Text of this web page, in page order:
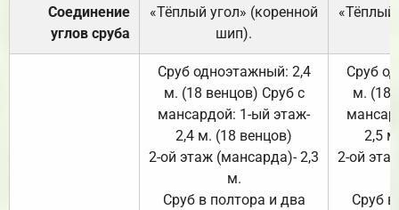
Соединение
углов сруба
«Тёплый угол» (коренной
шип).
«Тёплый
Сруб одноэтажный: 2,4
м. (18 венцов) Сруб с
мансардой: 1-ый этаж-
2,4 м. (18 венцов)
2-ой этаж (мансарда)- 2,3
м.
Сруб в полтора и два
Сруб
м. (18
2,5
2-ой
Сруб